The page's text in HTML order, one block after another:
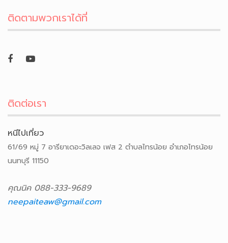
ติดตามพวกเราได้ที่
ติดต่อเรา
หนีไปเที่ยว
61/69 หมู่ 7 อารียาเดอะวิลเลจ เฟส 2 ตำบลไทรน้อย อำเภอไทรน้อย
นนทบุรี 11150
คุณนิค 088-333-9689
neepaiteaw@gmail.com